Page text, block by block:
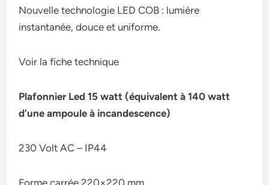
Nouvelle technologie LED COB : lumière
instantanée, douce et uniforme.
Voir la fiche technique
Plafonnier Led 15 watt (équivalent à 140 watt
d’une ampoule à incandescence)
230 Volt AC – IP44
Forme carrée 220×220 mm